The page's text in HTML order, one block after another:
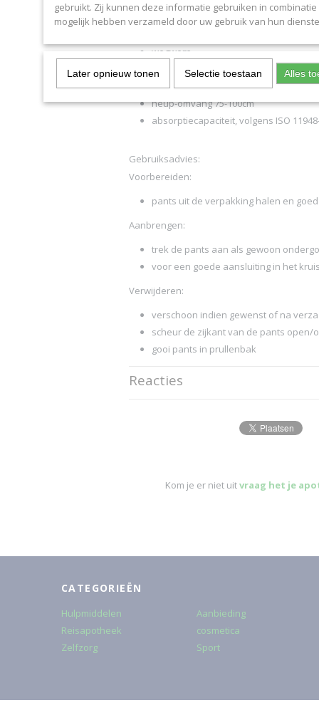
Specificatie:
wegwerp
voor heren
maat medium
heup-omvang 75-100cm
absorptiecapaciteit, volgens ISO
Gebruiksadvies:
Voorbereiden:
pants uit de verpakking halen en
Aanbrengen:
trek de pants aan als gewoon
voor een goede aansluiting in het
Verwijderen:
verschoon indien gewenst of na
scheur de zijkant van de pants
gooi pants in prullenbak
Reacties
Kom je er niet uitvraag het je
CATEGORIEËN
Hulpmiddelen
Reisapotheek
Zelfzorg
Aanbieding
cosmetica
Sport
gebruikt. Zij kunnen deze informatie gebruiken in
mogelijk hebben verzameld door uw gebruik van hun
Later opnieuw tonen Selectie toestaan Alles